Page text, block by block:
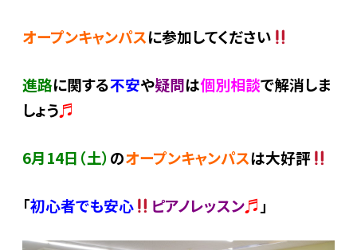
オープンキャンパスに参加してください
進路に関する不安や疑問は個別相談で解消しま
しょう♬
6月14日（土） のオープンキャンパスは大好評
「初心者でも安心 ピアノレッスン♬ 」